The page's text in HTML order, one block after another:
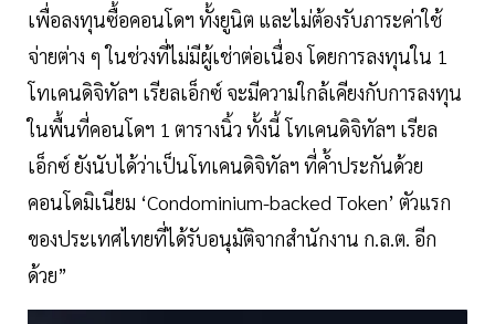
เพื่อลงทุนซื้อคอนโดฯ ทั้งยูนิต และไม่ต้องรับภาระค่าใช้
จ่ายต่าง ๆ ในช่วงที่ไม่มีผู้เช่าต่อเนื่อง โดยการลงทุนใน 1
โทเคนดิจิทัลฯ เรียลเอ็กซ์ จะมีความใกล้เคียงกับการลงทุน
ในพื้นที่คอนโดฯ 1 ตารางนิ้ว ทั้งนี้ โทเคนดิจิทัลฯ เรียล
เอ็กซ์ ยังนับได้ว่าเป็นโทเคนดิจิทัลฯ ที่ค้ำประกันด้วย
คอนโดมิเนียม ‘Condominium-backed Token’ ตัวแรก
ของประเทศไทยที่ได้รับอนุมัติจากสำนักงาน ก.ล.ต. อีก
ด้วย”